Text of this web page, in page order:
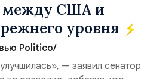
между США и
уровня
Politico/
— заявил сенатор